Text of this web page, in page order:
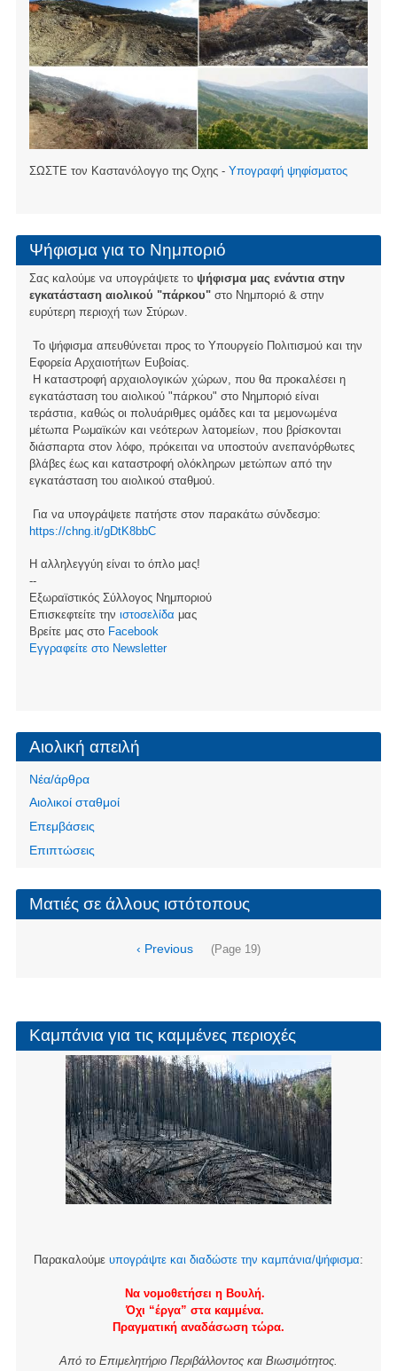
ΣΩΣΤΕ τον Καστανόλογγο της Οχης - Υπογραφή ψηφίσματος
Ψήφισμα για το Νημποριό
Σας καλούμε να υπογράψετε το ψήφισμα μας ενάντια στην
εγκατάσταση αιολικού "πάρκου"στο Νημποριό & στην
ευρύτερη περιοχή των Στύρων.
Το ψήφισμα απευθύνεται προς το Υπουργείο Πολιτισμού και την
Εφορεία Αρχαιοτήτων Ευβοίας.
Η καταστροφή αρχαιολογικών χώρων, που θα προκαλέσει η
εγκατάσταση του αιολικού "πάρκου" στο Νημποριό είναι
τεράστια, καθώς οι πολυάριθμες ομάδες και τα μεμονωμένα
μέτωπα Ρωμαϊκών και νεότερων λατομείων, που βρίσκονται
διάσπαρτα στον λόφο, πρόκειται να υποστούν ανεπανόρθωτες
βλάβες έως και καταστροφή ολόκληρων μετώπων από την
εγκατάσταση του αιολικού σταθμού.
Για να υπογράψετε πατήστε στον παρακάτω σύνδεσμο:
https://chng.it/gDtK8bbC
Η αλληλεγγύη είναι το όπλο μας!
--
Εξωραϊστικός Σύλλογος Νημποριού
Επισκεφτείτε την ιστοσελίδα μας
Βρείτε μας στο Facebook
Eγγραφείτε στο Newsletter
Αιολική απειλή
Νέα/άρθρα
Αιολικοί σταθμοί
Επεμβάσεις
Επιπτώσεις
Ματιές σε άλλους ιστότοπους
ΣελιδοποίησηΠροηγούμενη
‹ Previous (Page 19)
Καμπάνια για τις καμμένες περιοχές
Παρακαλούμε υπογράψτε και διαδώστε την καμπάνια/ψήφισμα:
Να νομοθετήσει η Βουλή.
Όχι “έργα” στα καμμένα.
Πραγματική αναδάσωση τώρα.
Από το Επιμελητήριο Περιβάλλοντος και Βιωσιμότητος.